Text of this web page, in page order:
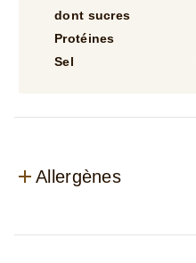
dont sucres
Protéines
Sel
Allergènes